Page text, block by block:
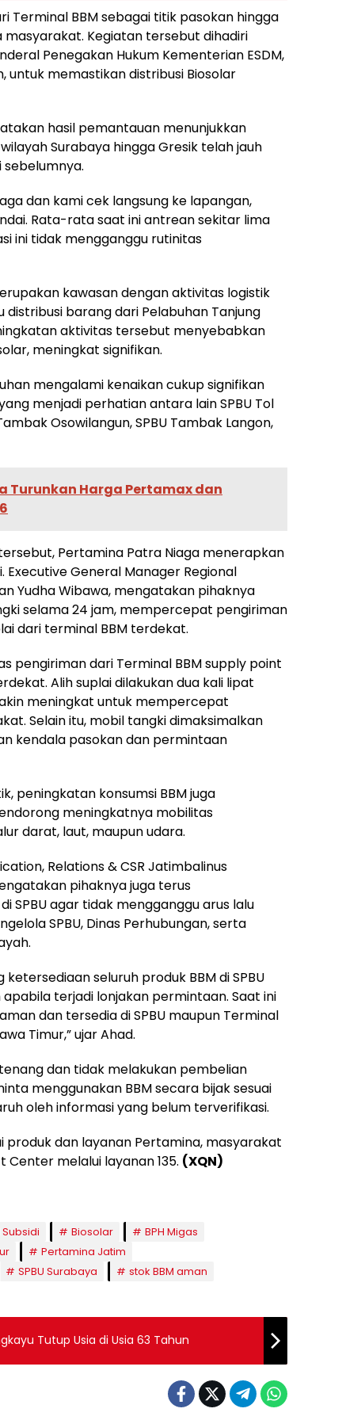
Terminal BBM sebagai titik pasokan hingga
masyarakat. Kegiatan tersebut dihadiri
Penegakan Hukum Kementerian ESDM,
untuk memastikan distribusi Biosolar
hasil pemantauan menunjukkan
Surabaya hingga Gresik telah jauh
dan kami cek langsung ke lapangan,
Rata-rata saat ini antrean sekitar lima
ini tidak mengganggu rutinitas
kawasan dengan aktivitas logistik
barang dari Pelabuhan Tanjung
aktivitas tersebut menyebabkan
meningkat signifikan.
mengalami kenaikan cukup signifikan
menjadi perhatian antara lain SPBU Tol
Osowilangun, SPBU Tambak Langon,
Turunkan Harga Pertamax dan
Pertamina Patra Niaga menerapkan
General Manager Regional
Yudha Wibawa, mengatakan pihaknya
selama 24 jam, mempercepat pengiriman
dari terminal BBM terdekat.
pengiriman dari Terminal BBM supply point
Alih suplai dilakukan dua kali lipat
meningkat untuk mempercepat
Selain itu, mobil tangki dimaksimalkan
kendala pasokan dan permintaan
peningkatan konsumsi BBM juga
meningkatnya mobilitas
darat, laut, maupun udara.
Relations & CSR Jatimbalinus
pihaknya juga terus
agar tidak mengganggu arus lalu
SPBU, Dinas Perhubungan, serta
seluruh produk BBM di SPBU
terjadi lonjakan permintaan. Saat ini
dan tersedia di SPBU maupun Terminal
Timur,” ujar Ahad.
dan tidak melakukan pembelian
menggunakan BBM secara bijak sesuai
oleh informasi yang belum terverifikasi.
dan layanan Pertamina, masyarakat
melalui layanan 135. (XQN)
Subsidi Biosolar
BPH Migas
Pertamina Jatim
SPBU Surabaya
stok BBM aman
Tutup Usia di Usia 63 Tahun